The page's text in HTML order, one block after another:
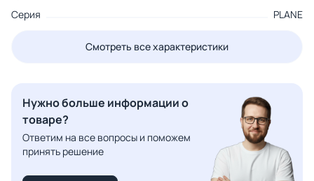
Серия
PLANE
Смотреть все характеристики
Нужно больше информации о
товаре?
Ответим на все вопросы и поможем
принять решение